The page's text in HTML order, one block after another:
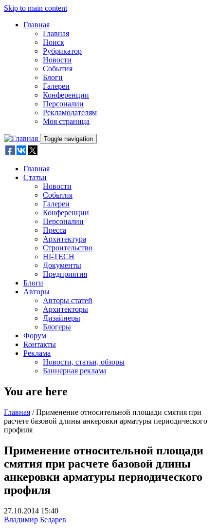
Skip to main content
Главная
Главная
Поиск
Рубрикатор
Новости
События
Блоги
Галереи
Конференции
Персоналии
Рекламодателям
Моя страница
Toggle navigation
Главная
Статьи
Новости
События
Галереи
Конференции
Персоналии
Пресса
Архитектура
Строительство
HI-TECH
Документы
Предприятия
Блоги
Авторы
Авторы статей
Архитекторы
Дизайнеры
Блогеры
Форум
Контакты
Реклама
Новости, статьи, обзоры
Баннерная реклама
You are here
Главная / Применение относительной площади смятия при
расчете базовой длины анкеровки арматуры периодического
профиля
Применение относительной площади
смятия при расчете базовой длины
анкеровки арматуры периодического
профиля
27.10.2014 15:40
Владимир Бедарев